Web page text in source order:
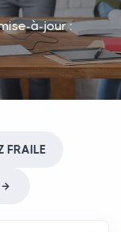
à-jour :
FRAILE